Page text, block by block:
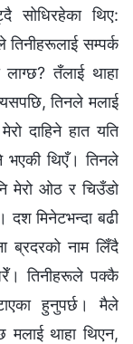
सोधिरहेका थिए:
तिनीहरूलाई सम्पर्क
तँलाई थाहा
तिनले मलाई
दाहिने हात यति
भएकी थिएँ। तिनले
मेरो ओठ र चिउँडो
दश मिनेटभन्दा बढी
ब्रदरको नाम लिँदै
तिनीहरूले पक्‍कै
हुनुपर्छ। मैले
मलाई थाहा थिएन,